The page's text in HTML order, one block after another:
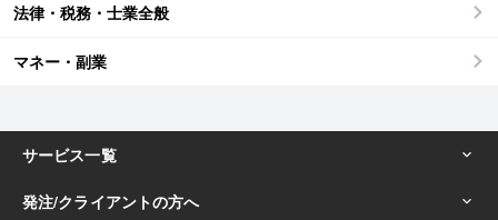
法律・税務・士業全般
マネー・副業